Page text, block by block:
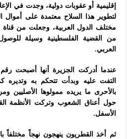
إقليمية أو عقوبات دولية، وجدت في
لتطوير هذا السلاح معتمدة على أموال
مختلف الدول العربية، وجعلت من
من القضية الفلسطينية وسيلة
العربي.
عندما أدركت الجزيرة أنها أصبحت
التفت عليه وبدأت تتحكم به وتديره
بالأحرى ما يريده ممولوها
حول أعناق الشعوب وتركت الأنظمة
الأسفل.
ثم أخذ القطريون ينهجون نهجاً مختلفاً